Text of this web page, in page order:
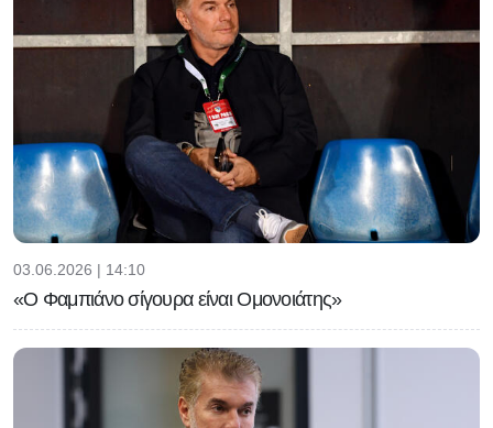
03.06.2026 | 14:10
«Ο Φαμπιάνο σίγουρα είναι Ομονοιάτης»